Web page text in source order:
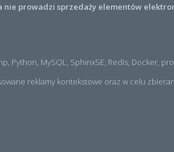
nie prowadzi sprzedaży elementów
Python, MySQL, SphinxSE, Redis, Docker,
reklamy kontekstowe oraz w celu